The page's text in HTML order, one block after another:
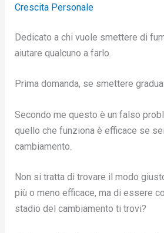
Crescita Personale
Dedicato a chi vuole smettere di
aiutare qualcuno a farlo.
Prima domanda, se smettere
Secondo me questo è un falso
quello che funziona è efficace se
cambiamento.
Non si tratta di trovare il modo
più o meno efficace, ma di essere
stadio del cambiamento ti trovi?